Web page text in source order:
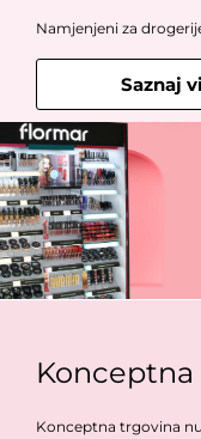
Namjenjeni za
Saznaj
Konceptna trgovina